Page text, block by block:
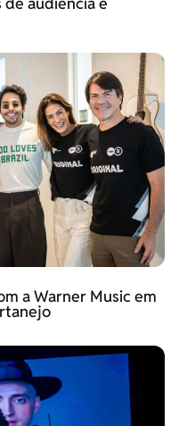
a Warner Music em